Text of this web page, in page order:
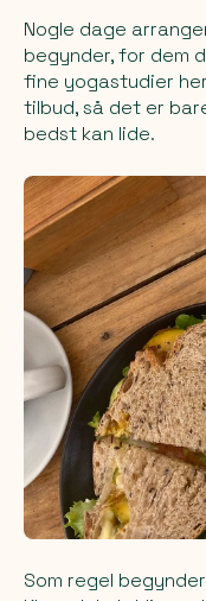
Nogle dage
begynder, for dem
fine yogastudier
tilbud, så det er
bedst kan lide.
Som regel